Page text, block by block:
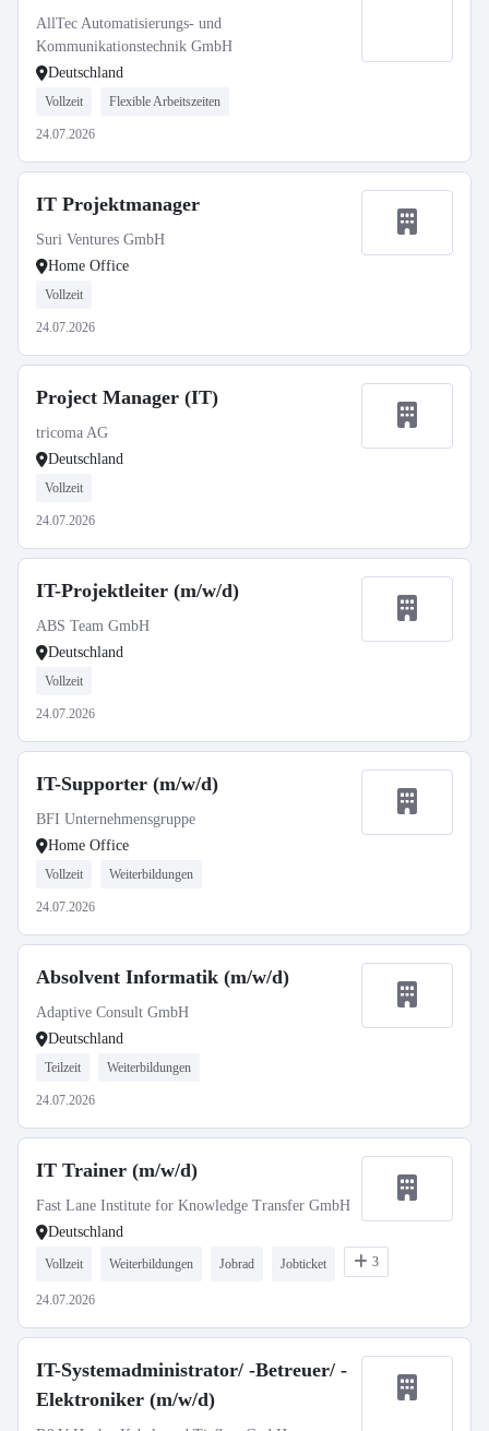
AllTec Automatisierungs- und
Kommunikationstechnik GmbH
Deutschland
Vollzeit Flexible Arbeitszeiten
24.07.2026
IT Projektmanager
Suri Ventures GmbH
Home Office
Vollzeit
24.07.2026
Project Manager (IT)
tricoma AG
Deutschland
Vollzeit
24.07.2026
IT-Projektleiter (m/w/d)
ABS Team GmbH
Deutschland
Vollzeit
24.07.2026
IT-Supporter (m/w/d)
BFI Unternehmensgruppe
Home Office
Vollzeit Weiterbildungen
24.07.2026
Absolvent Informatik (m/w/d)
Adaptive Consult GmbH
Deutschland
Teilzeit Weiterbildungen
24.07.2026
IT Trainer (m/w/d)
Fast Lane Institute for Knowledge Transfer GmbH
Deutschland
Vollzeit Weiterbildungen Jobrad Jobticket 3
24.07.2026
IT-Systemadministrator/ -Betreuer/ -
Elektroniker (m/w/d)